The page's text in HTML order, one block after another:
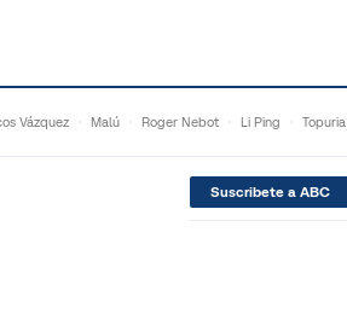
Vázquez Malú Roger Nebot Li Ping Topuria
Suscribete a ABC